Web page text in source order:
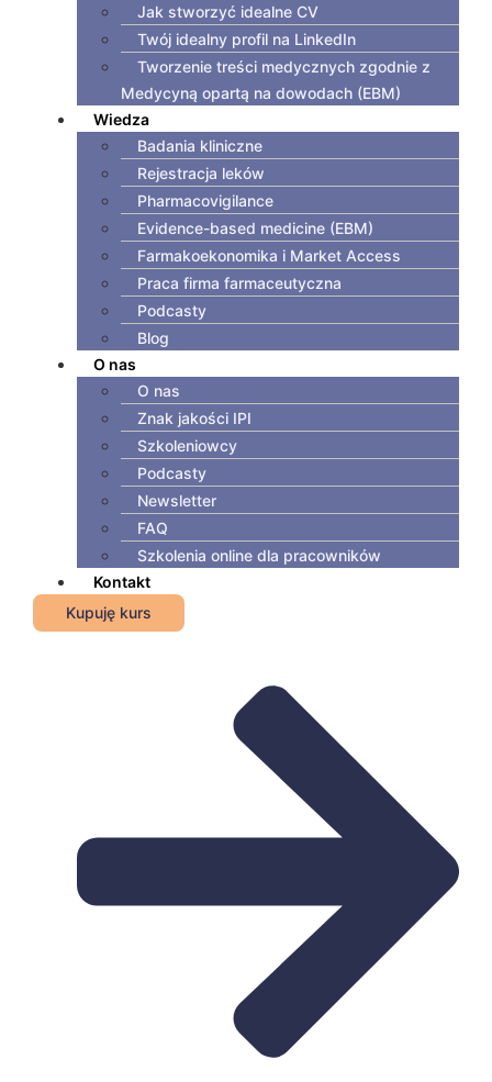
Jak stworzyć idealne CV
Twój idealny profil na LinkedIn
Tworzenie treści medycznych zgodnie z
Medycyną opartą na dowodach (EBM)
Wiedza
Badania kliniczne
Rejestracja leków
Pharmacovigilance
Evidence-based medicine (EBM)
Farmakoekonomika i Market Access
Praca firma farmaceutyczna
Podcasty
Blog
O nas
O nas
Znak jakości IPI
Szkoleniowcy
Podcasty
Newsletter
FAQ
Szkolenia online dla pracowników
Kontakt
Kupuję kurs